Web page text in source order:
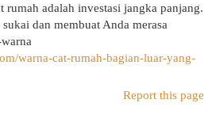
rumah adalah investasi jangka panjang.
dan membuat Anda merasa
warna-cat-rumah-bagian-luar-yang-
Report this page